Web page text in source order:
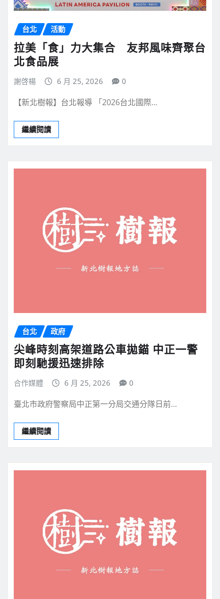
台北 活動
拉美「食」力大集合 友邦風味齊聚台
北食品展
謝啓楊 6 月 25, 2026 0
【新北樹報】台北報導 「2026台北國際…
繼續閱讀
台北 政府
尖峰時刻高架道路公車拋錨 中正一警
即刻馳援迅速排除
合作媒體 6 月 25, 2026 0
臺北市政府警察局中正第一分局交通分隊日前…
繼續閱讀